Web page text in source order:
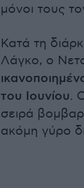
μόνοι τους
Κατά τη
Λάγκο, ο
του Ιουνίου.
σειρά
ακόμη γύρο